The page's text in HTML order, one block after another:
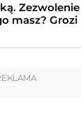
Zezwolenie
masz? Grozi